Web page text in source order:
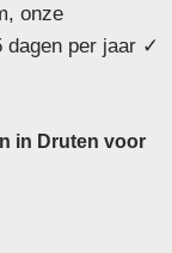
onze
dagen per jaar ✓
in Druten voor